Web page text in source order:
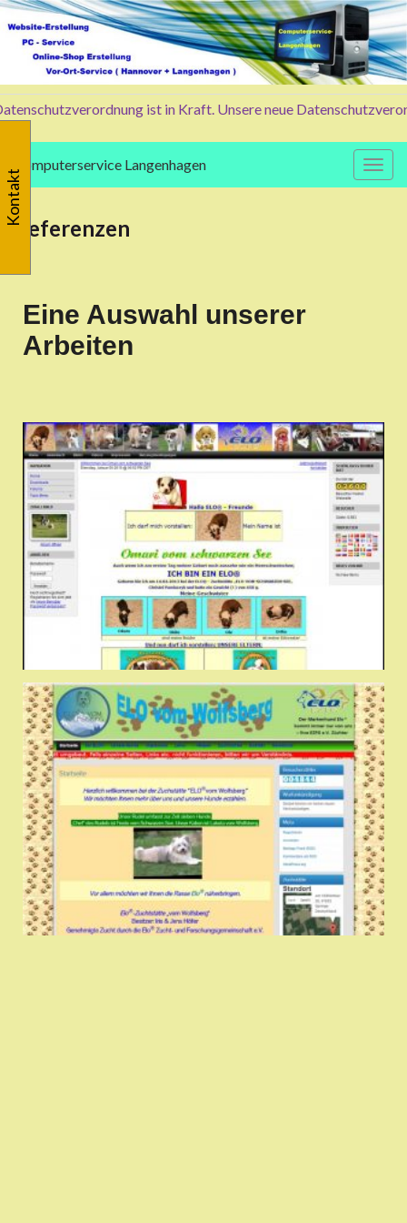
ist in Kraft. Unsere neue
Computerservice Langenhagen
Referenzen
Eine Auswahl unserer
Arbeiten
Kontakt